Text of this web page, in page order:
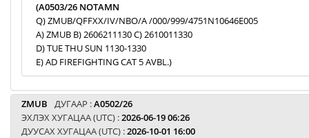
(A0503/26 NOTAMN
Q) ZMUB/QFFXX/IV/NBO/A /000/999/4751N10646E005
A) ZMUB B) 2606211130 C) 2610011330
D) TUE THU SUN 1130-1330
E) AD FIREFIGHTING CAT 5 AVBL.)
ZMUB ДУГААР :A0502/26
ЭХЛЭХ ХУГАЦАА (UTC) :2026-06-19 06:26
ДУУСАХ ХУГАЦАА (UTC) :2026-10-01 16:00